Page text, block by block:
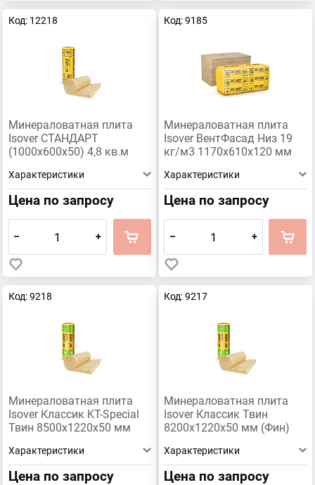
Код: 12218
Минераловатная плита
Isover СТАНДАРТ
(1000х600х50) 4,8 кв.м
Характеристики
Цена по запросу
– +
Код: 9185
Минераловатная плита
Isover ВентФасад Низ 19
кг/м3 1170х610х120 мм
Характеристики
Цена по запросу
– +
Код: 9218
Минераловатная плита
Isover Классик KT-Special
Твин 8500х1220х50 мм
Характеристики
Цена по запросу
Код: 9217
Минераловатная плита
Isover Классик Твин
8200х1220х50 мм (Фин)
Характеристики
Цена по запросу